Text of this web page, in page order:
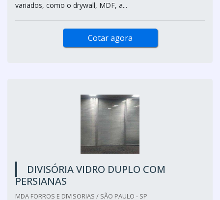
variados, como o drywall, MDF, a...
Cotar agora
DIVISÓRIA VIDRO DUPLO COM
PERSIANAS
MDA FORROS E DIVISORIAS / SÃO PAULO - SP